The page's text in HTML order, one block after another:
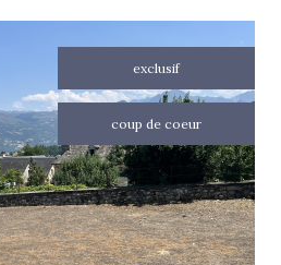
exclusif
coup de coeur
voir le bien